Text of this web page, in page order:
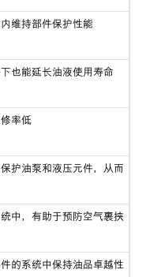
维持部件保护性能
也能延长油液使用寿命
率低
护油泵和液压元件，从而
中，有助于预防空气裹挟
的系统中保持油品卓越性